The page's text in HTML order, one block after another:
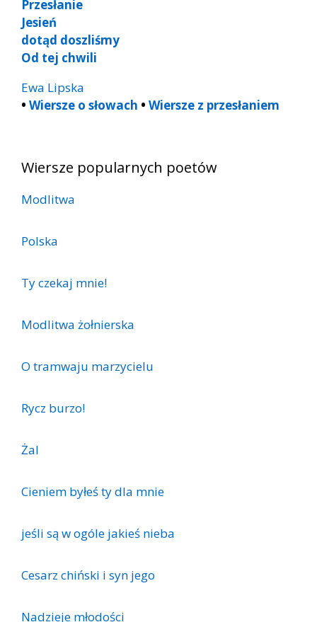
Przesłanie
Jesień
dotąd doszliśmy
Od tej chwili
Ewa Lipska
• Wiersze o słowach • Wiersze z przesłaniem
Wiersze popularnych poetów
Modlitwa
Polska
Ty czekaj mnie!
Modlitwa żołnierska
O tramwaju marzycielu
Rycz burzo!
Żal
Cieniem byłeś ty dla mnie
jeśli są w ogóle jakieś nieba
Cesarz chiński i syn jego
Nadzieje młodości